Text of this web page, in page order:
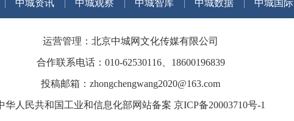
中城资讯 中城观察 中城智库 中城数据 中城国际
运营管理：北京中城网文化传媒有限公司
合作联系电话：010-62530116、18600196839
投稿邮箱：zhongchengwang2020@163.com
华人民共和国工业和信息化部网站备案 京ICP备20003710号-1